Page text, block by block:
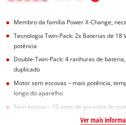
Membro da família Power X-Change,
Tecnologia Twin-Pack: 2x Baterias de 18
potência
Double-Twin-Pack: 4 ranhuras de
duplicado
Motor sem escovas – mais potência,
longo do aparelho
Sem escova – 10 anos de garantia do
Ver mais